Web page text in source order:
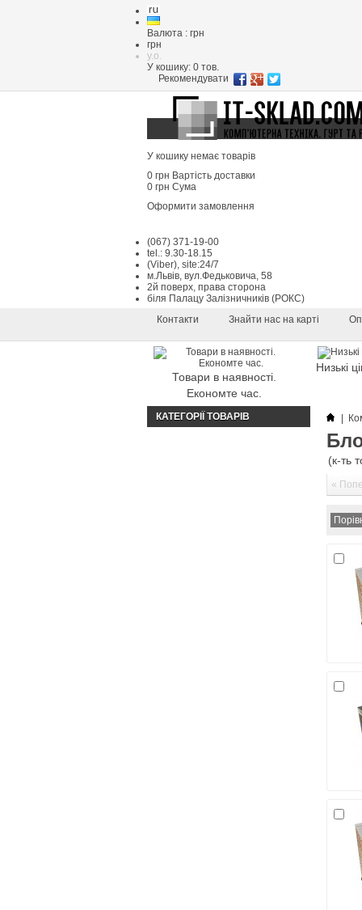
Валюта : грн
грн
y.o.
У кошику: 0 тов.
Рекомендувати
У кошику немає товарів
0 грн Вартість доставки
0 грн Сума
Оформити замовлення
(067) 371-19-00
tel.: 9.30-18.15
(Viber), site:24/7
м.Львів, вул.Федьковича, 58
2й поверх, права сторона
біля Палацу Залізничників (РОКС)
Контакти
Знайти нас на карті
Товари в наявності.
Економте час.
Низькі
КАТЕГОРІЇ ТОВАРІВ
(к-ть
«